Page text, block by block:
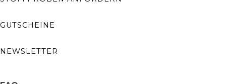
GUTSCHEINE
NEWSLETTER